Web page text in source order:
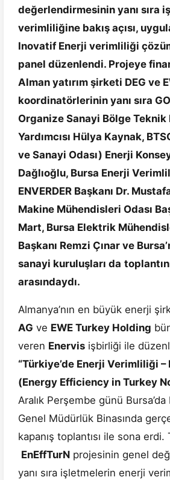
değerlendirmesinin yanı sıra
verimliliğine bakış açısı,
Inovatif Enerji verimliliği
panel düzenlendi. Projeye
Alman yatırım şirketi DEG ve
koordinatörlerinin yanı sıra
Organize Sanayi Bölge Teknik
Yardımcısı Hülya Kaynak,
ve Sanayi Odası) Enerji
Dağlıoğlu, Bursa Enerji
ENVERDER Başkanı Dr.
Makine Mühendisleri Odası
Mart, Bursa Elektrik
Başkanı Remzi Çınar ve
sanayi kuruluşları da
arasındaydı.
Almanya’nın en büyük enerji
AG ve EWE Turkey Holding
veren Enervis işbirliği ile
“Türkiye’de Enerji Verimliliği –
(Energy Efficiency in Turkey
Aralık Perşembe günü
Genel Müdürlük Binasında
kapanış toplantısı ile sona erdi.
EnEffTurN projesinin genel
yanı sıra işletmelerin enerji